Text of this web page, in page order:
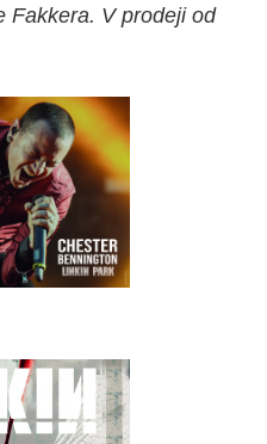
Fakkera. V prodeji od